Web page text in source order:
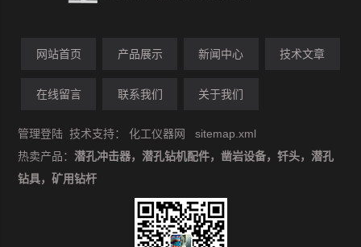
网站首页 产品展示 新闻中心 技术文章
在线留言 联系我们 关于我们
管理登陆 技术支持：化工仪器网
sitemap.xml
热卖产品：潜孔冲击器，潜孔钻机配件，凿岩设备，钎头，潜孔
钻具，矿用钻杆